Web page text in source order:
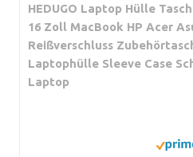
HEDUGO Laptop Hülle
16 Zoll MacBook HP Acer
Reißverschluss
Laptophülle Sleeve Case
Laptop